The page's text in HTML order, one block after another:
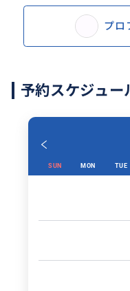
プロ
予約スケジュー
SUN MON TUE